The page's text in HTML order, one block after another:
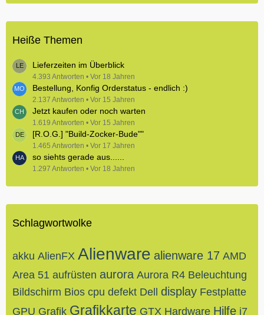
Heiße Themen
Lieferzeiten im Überblick
4.393 Antworten Vor 18 Jahren
Bestellung, Konfig Orderstatus - endlich :)
2.137 Antworten Vor 15 Jahren
Jetzt kaufen oder noch warten
1.619 Antworten Vor 15 Jahren
[R.O.G.] "Build-Zocker-Bude""
1.465 Antworten Vor 17 Jahren
so siehts gerade aus......
1.297 Antworten Vor 18 Jahren
Schlagwortwolke
akku AlienFX Alienware alienware 17 AMD
Area 51 aufrüsten aurora Aurora R4 Beleuchtung
Bildschirm Bios cpu defekt Dell display Festplatte
GPU Grafik Grafikkarte GTX Hardware Hilfe i7